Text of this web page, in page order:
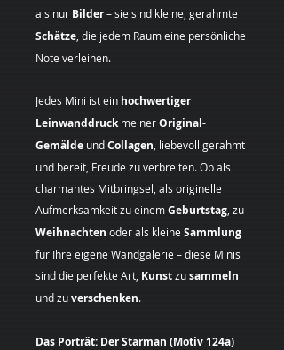
als nur Bilder– sie sind kleine, gerahmte
Schätze , die jedem Raum eine persönliche
Note verleihen.
Jedes Mini ist ein hochwertiger
Leinwanddruck meinerOriginal-
Gemälde undCollagen , liebevoll gerahmt
und bereit, Freude zu verbreiten. Ob als
charmantes Mitbringsel, als originelle
Aufmerksamkeit zu einemGeburtstag , zu
Weihnachten oder als kleine Sammlung
für Ihre eigene Wandgalerie – diese Minis
sind die perfekte Art, Kunstzusammeln
und zuverschenken.
Das Porträt: Der Starman (Motiv 124a)